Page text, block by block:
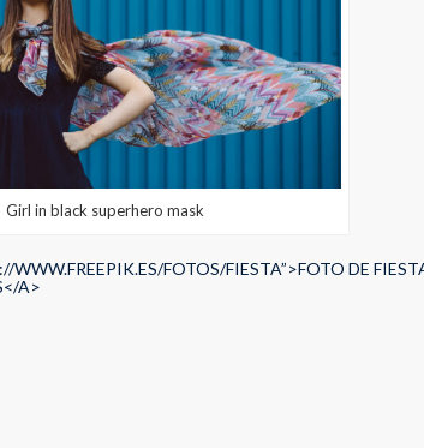
Girl in black superhero mask
WWW.FREEPIK.ES/FOTOS/FIESTA”>FOTO DE
A>